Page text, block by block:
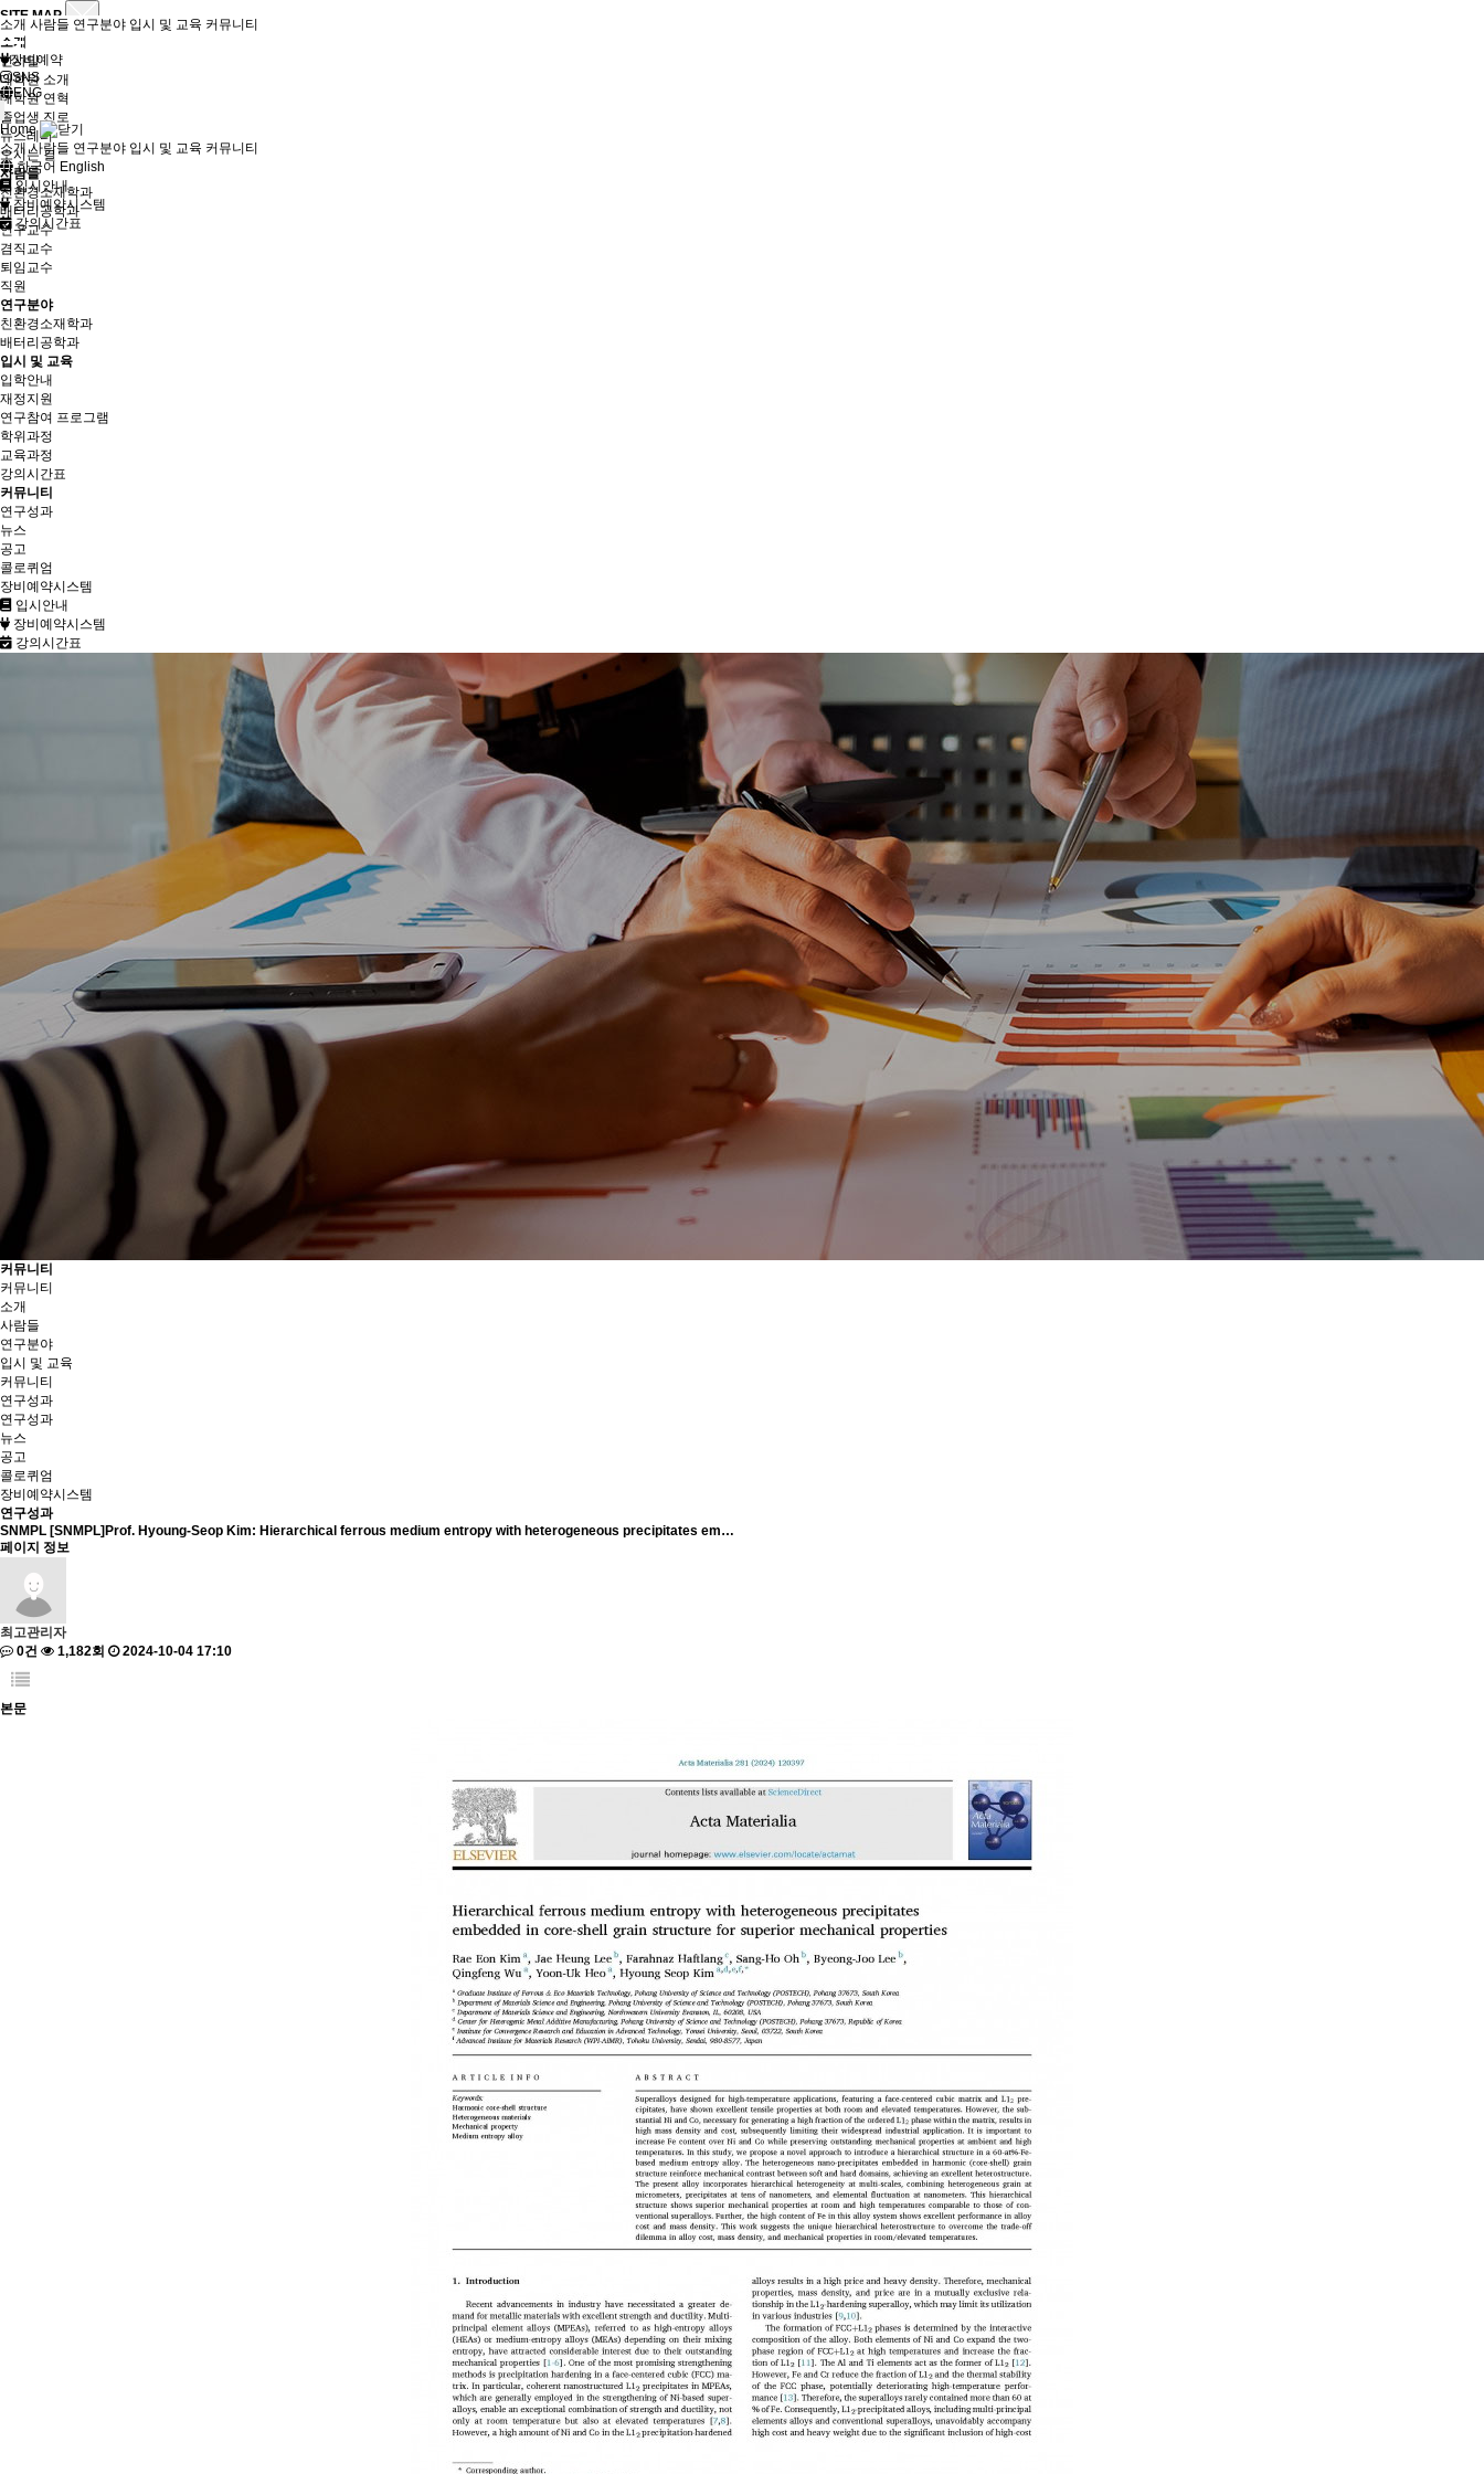
SITE MAP
소개
인사말
대학원 소개
대학원 연혁
졸업생 진로
뉴스레터
오시는 길
사람들
친환경소재학과
배터리공학과
연구교수
겸직교수
퇴임교수
직원
연구분야
친환경소재학과
배터리공학과
입시 및 교육
입학안내
재정지원
연구참여 프로그램
학위과정
교육과정
강의시간표
커뮤니티
연구성과
뉴스
공고
콜로퀴엄
장비예약시스템
입시안내
장비예약시스템
강의시간표
소개 사람들 연구분야 입시 및 교육 커뮤니티
장비예약
SNS
ENG
Home
소개 사람들 연구분야 입시 및 교육 커뮤니티
한국어 English
입시안내
장비예약시스템
강의시간표
커뮤니티
커뮤니티
소개
사람들
연구분야
입시 및 교육
커뮤니티
연구성과
연구성과
뉴스
공고
콜로퀴엄
장비예약시스템
연구성과
SNMPL [SNMPL]Prof. Hyoung-Seop Kim: Hierarchical ferrous medium entropy with heterogeneous precipitates em…
페이지 정보
최고관리자
0건
1,182회 2024-10-04 17:10
본문